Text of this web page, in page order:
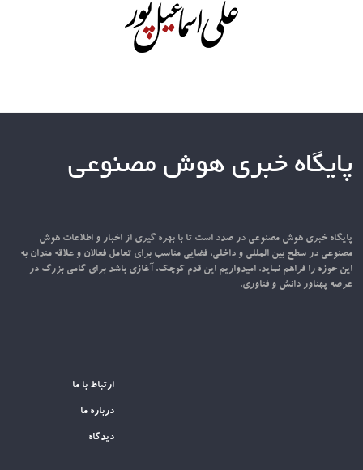
پایگاه خبری هوش مصنوعی
پایگاه خبری هوش مصنوعی در صدد است تا با بهره گیری از اخبار و اطلاعات هوش
مصنوعی در سطح بین المللی و داخلی، فضایی مناسب برای تعامل فعالان و علاقه مندان به
این حوزه را فراهم نماید. امیدواریم این قدم کوچک، آغازی باشد برای گامی بزرگ در
عرصه پهناور دانش و فناوری.
ارتباط با ما
درباره ما
دیدگاه